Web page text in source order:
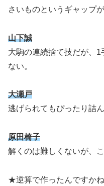
さいものというギャップ
山下誠
大駒の連続捨て技だが、
ない。
大瀬戸
逃げられてもぴったり詰ん
原田椅子
解くのは難しくないが、
★逆算で作ったんですかね